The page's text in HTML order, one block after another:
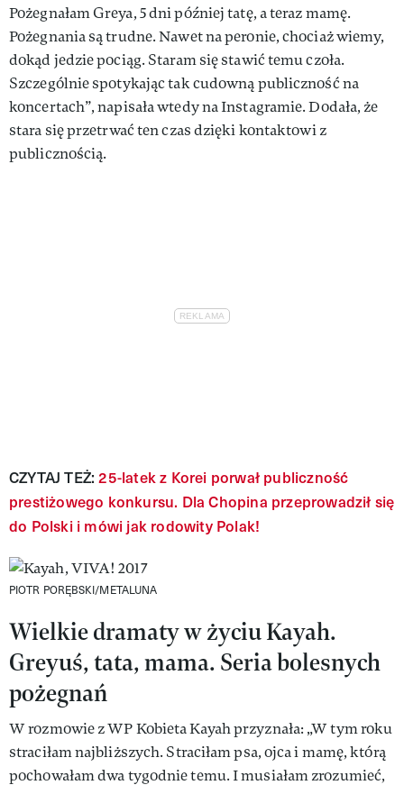
Pożegnałam Greya, 5 dni później tatę, a teraz mamę.
Pożegnania są trudne. Nawet na peronie, chociaż wiemy,
dokąd jedzie pociąg. Staram się stawić temu czoła.
Szczególnie spotykając tak cudowną publiczność na
koncertach”, napisała wtedy na Instagramie. Dodała, że
stara się przetrwać ten czas dzięki kontaktowi z
publicznością.
CZYTAJ TEŻ: 25-latek z Korei porwał publiczność
prestiżowego konkursu. Dla Chopina przeprowadził się
do Polski i mówi jak rodowity Polak!
PIOTR PORĘBSKI/METALUNA
Wielkie dramaty w życiu Kayah.
Greyuś, tata, mama. Seria bolesnych
pożegnań
W rozmowie z WP Kobieta Kayah przyznała: „W tym roku
straciłam najbliższych. Straciłam psa, ojca i mamę, którą
pochowałam dwa tygodnie temu. I musiałam zrozumieć,